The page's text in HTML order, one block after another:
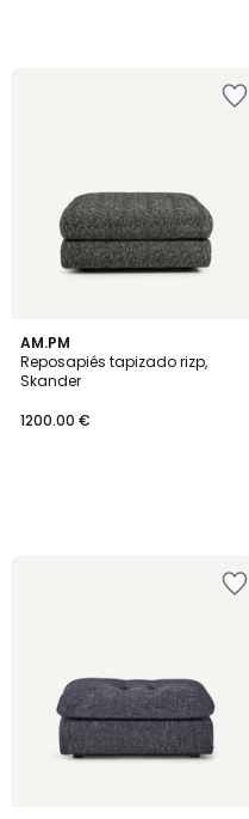
AM.PM
Reposapiés tapizado rizp,
Skander
1200.00 €